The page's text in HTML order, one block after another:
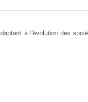
à l'évolution des